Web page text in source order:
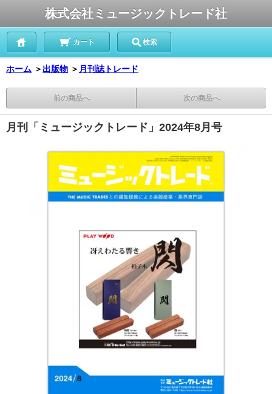
株式会社ミュージックトレード社
カート 検索
ホーム ＞ 出版物 ＞ 月刊誌トレード
前の商品へ 次の商品へ
月刊「ミュージックトレード」2024年8月号